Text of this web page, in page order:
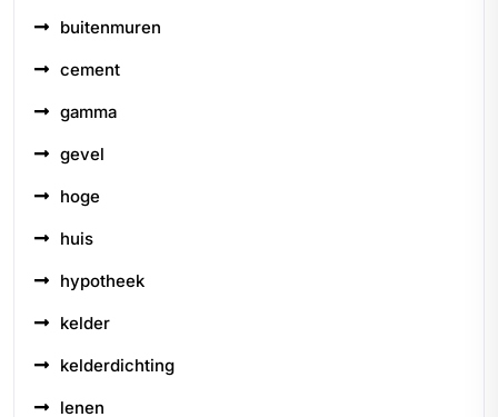
buitenmuren
cement
gamma
gevel
hoge
huis
hypotheek
kelder
kelderdichting
lenen